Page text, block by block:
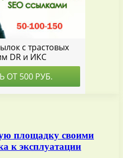
площадку своими
к эксплуатации